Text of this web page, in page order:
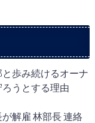
歩み続けるオーナ
うとする理由
解雇 林部長 連絡